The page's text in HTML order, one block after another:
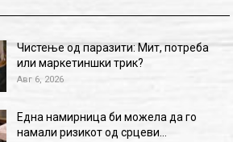
Чистење од паразити: Мит, потреба
или маркетиншки трик?
Авг 6, 2026
Една намирница би можела да го
намали ризикот од срцеви…